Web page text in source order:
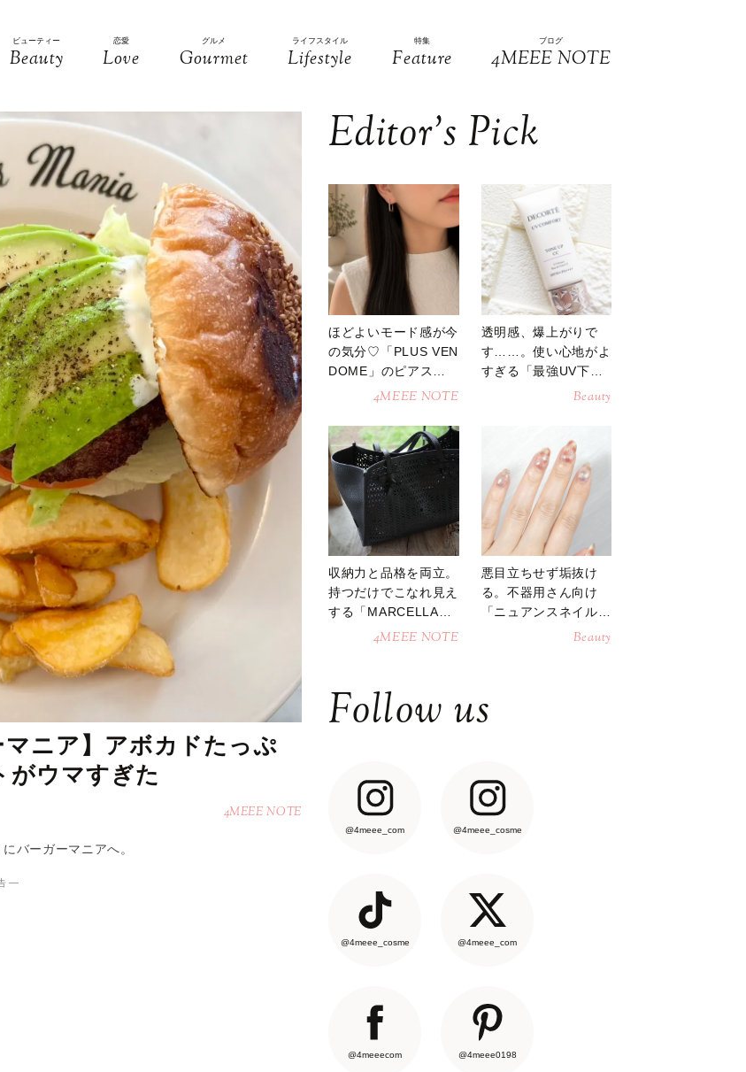
ビューティー
Beauty
恋愛
Love
グルメ
Gourmet
ライフスタイル
Lifestyle
特集
Feature
ブログ
4MEEE NOTE
ニア】アボカドたっぷ
がウマすぎた
4MEEE NOTE
バーガーマニアへ。
―
Editor’s Pick
ほどよいモード感が今
の気分♡「PLUS VEN
DOME」のピアスが
4MEEE NOTE
透明感、爆上がりで
す……。使い心地がよ
すぎる「最強UV下
Beauty
収納力と品格を両立。
持つだけでこなれ見え
する「MARCELLAト
ートバッグ」4MEEE NOTE
悪目立ちせず垢抜け
る。不器用さん向け
「ニュアンスネイル」
Beauty
Follow us
@4meee_com @4meee_cosme
@4meee_cosme @4meee_com
@4meeecom @4meee0198